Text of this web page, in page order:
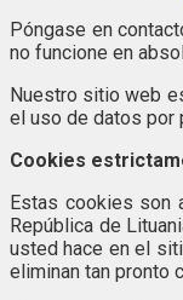
Póngase en
no funcione en
Nuestro sitio web
el uso de datos por
Cookies
Estas cookies son
República de
usted hace en el
eliminan tan pronto